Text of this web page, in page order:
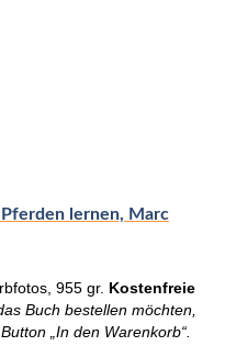
lernen, Marc
955 gr. Kostenfreie
Buch bestellen möchten,
„In den Warenkorb“.